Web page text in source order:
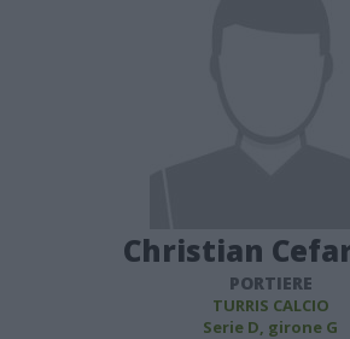
Christian
PORTIERE
TURRIS CALCIO
Serie D, girone G